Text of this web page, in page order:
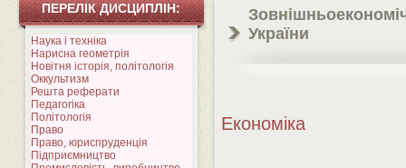
ПЕРЕЛІК ДИСЦИПЛІН:
Наука і техніка
Нарисна геометрія
Новітня історія, політологія
Оккультизм
Решта реферати
Педагогіка
Політологія
Право
Право, юриспруденція
Підприємництво
України
Економіка